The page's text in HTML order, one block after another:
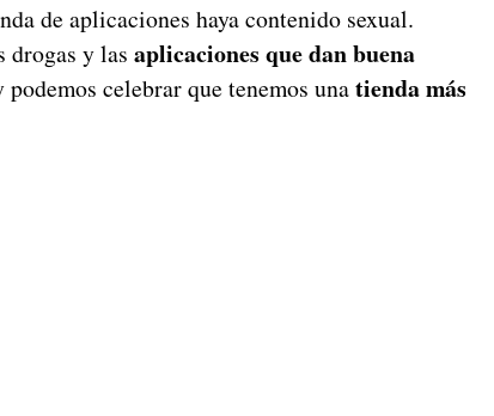
de aplicaciones haya contenido sexual.
drogas y las aplicaciones que dan buena
podemos celebrar que tenemos unatienda más